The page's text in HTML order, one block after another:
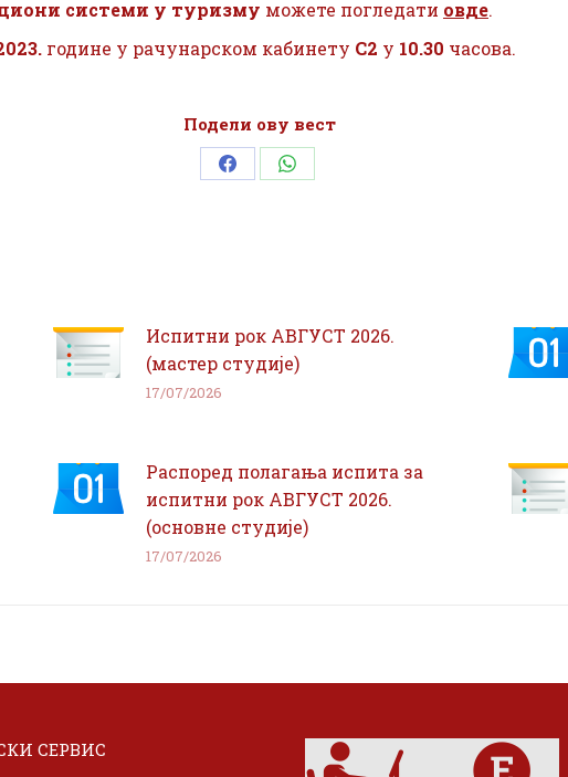
системи у туризму можете погледати овде.
године у рачунарском кабинету С2 у 10.30 часова.
Подели ову вест
Share Share
Испитни рок АВГУСТ 2026.
(мастер студије)
17/07/2026
Распоред полагања испита за
испитни рок АВГУСТ 2026.
(основне студије)
17/07/2026
СЕРВИС